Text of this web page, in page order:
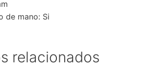
de mano: Si
relacionados